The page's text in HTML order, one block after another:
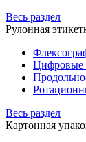
Весь раздел
Рулонная
Цифровые
Весь раздел
Картонная